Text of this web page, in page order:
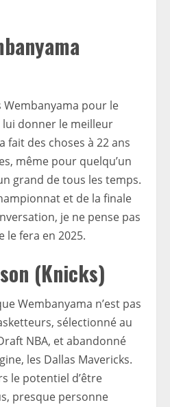
pour le
donner le meilleur
fait des choses à 22 ans
même pour quelqu’un
grand de tous les temps.
et de la finale
je ne pense pas
le fera en 2025.
(Knicks)
Wembanyama n’est pas
sélectionné au
NBA, et abandonné
les Dallas Mavericks.
le potentiel d’être
presque personne